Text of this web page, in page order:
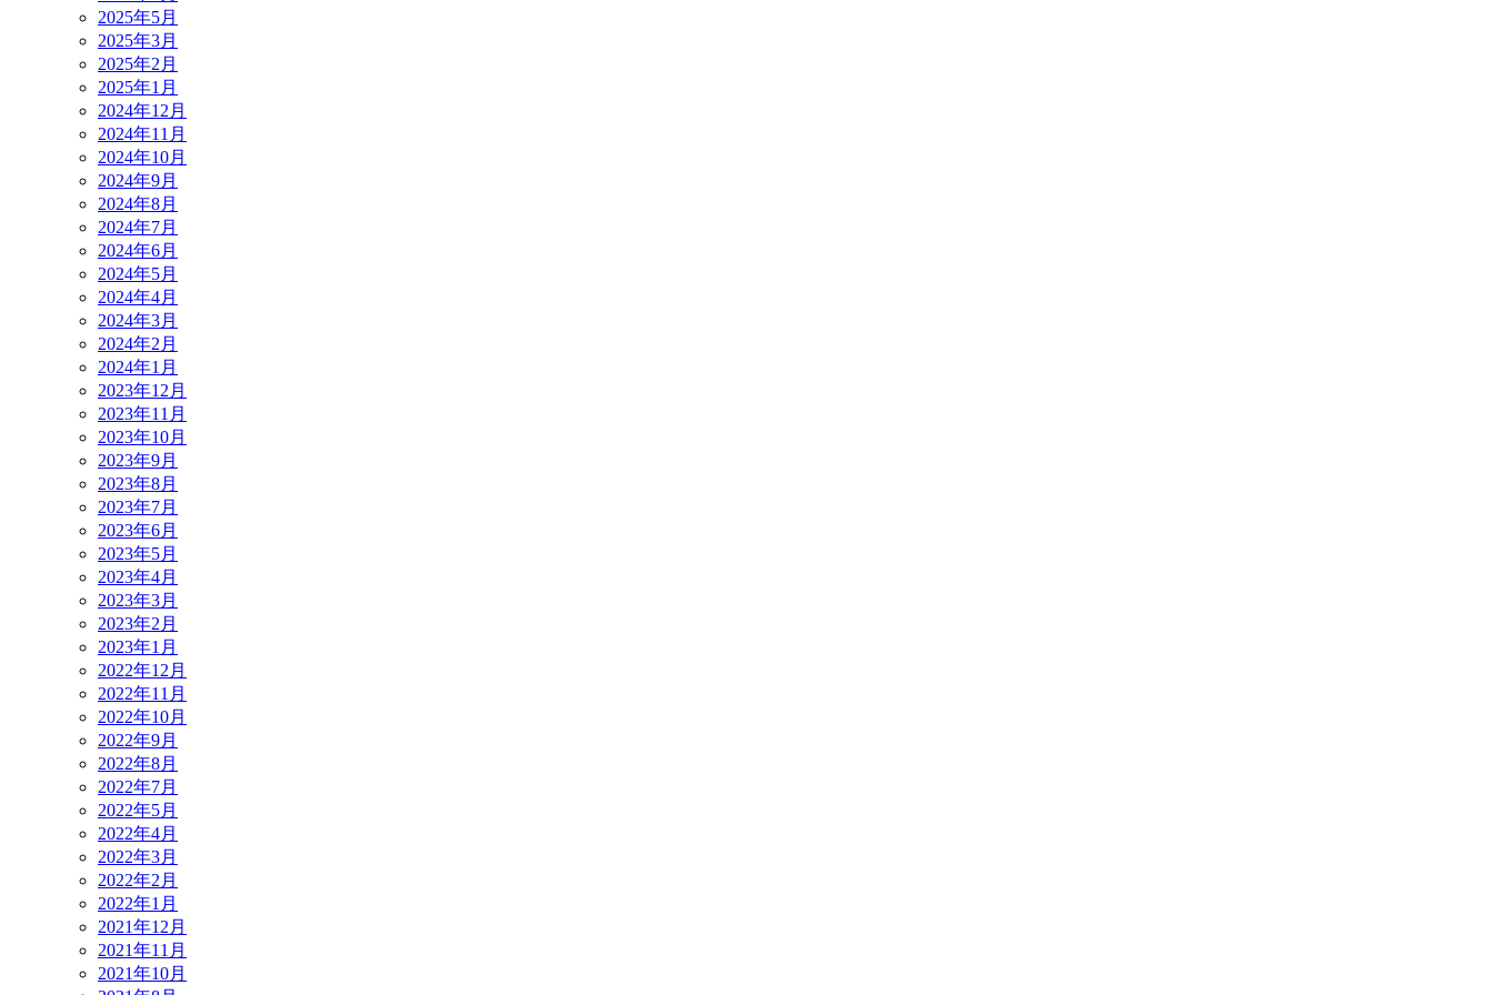
2025年5月
2025年3月
2025年2月
2025年1月
2024年12月
2024年11月
2024年10月
2024年9月
2024年8月
2024年7月
2024年6月
2024年5月
2024年4月
2024年3月
2024年2月
2024年1月
2023年12月
2023年11月
2023年10月
2023年9月
2023年8月
2023年7月
2023年6月
2023年5月
2023年4月
2023年3月
2023年2月
2023年1月
2022年12月
2022年11月
2022年10月
2022年9月
2022年8月
2022年7月
2022年5月
2022年4月
2022年3月
2022年2月
2022年1月
2021年12月
2021年11月
2021年10月